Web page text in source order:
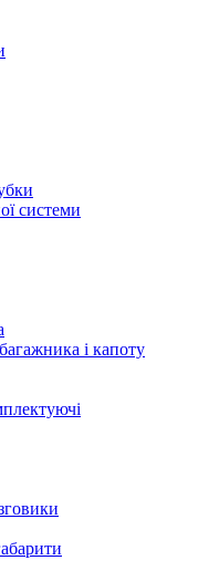
системи
і капоту